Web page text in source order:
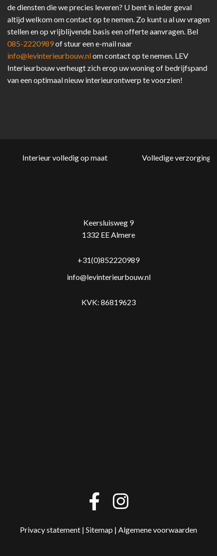
de diensten die we precies leveren? U bent in ieder geval
altijd welkom om contact op te nemen. Zo kunt u al uw vragen
stellen en op vrijblijvende basis een offerte aanvragen. Bel
085-2220989of stuur een e-mail naar
info@levinterieurbouw.nlom contact op te nemen. LEV
Interieurbouw verheugt zich erop uw woning of bedrijfspand
van een optimaal nieuw interieurontwerp te voorzien!
Interieur volledig op maat Volledige verzorging
Keersluisweg 9
1332 EE Almere
+31(0)852220989
info@levinterieurbouw.nl
KVK: 86819623
Privacy statement | Sitemap | Algemene voorwaarden